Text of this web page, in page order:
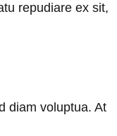
repudiare ex sit,
diam voluptua. At